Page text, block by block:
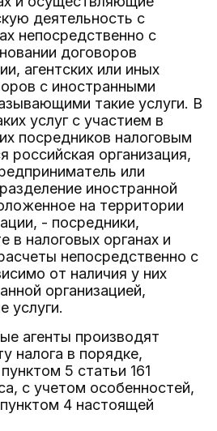
деятельность с
непосредственно с
договоров
агентских или иных
с иностранными
такие услуги. В
услуг с участием в
посредников налоговым
российская организация,
или
иностранной
на территории
- посредники,
в налоговых органах и
непосредственно с
от наличия у них
организацией,
услуги.
агенты производят
налога в порядке,
5 статьи 161
с учетом особенностей,
4 настоящей